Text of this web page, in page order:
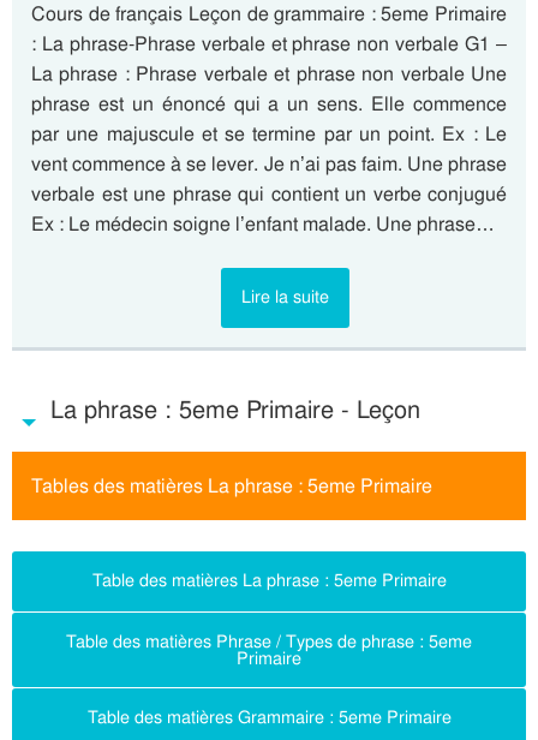
Cours de français Leçon de grammaire : 5eme Primaire
: La phrase-Phrase verbale et phrase non verbale G1 –
La phrase : Phrase verbale et phrase non verbale Une
phrase est un énoncé qui a un sens. Elle commence
par une majuscule et se termine par un point. Ex : Le
vent commence à se lever. Je n’ai pas faim. Une phrase
verbale est une phrase qui contient un verbe conjugué
Ex : Le médecin soigne l’enfant malade. Une phrase…
Lire la suite
La phrase : 5eme Primaire - Leçon
Tables des matières La phrase : 5eme Primaire
Table des matières La phrase : 5eme Primaire
Table des matières Phrase / Types de phrase : 5eme
Primaire
Table des matières Grammaire : 5eme Primaire